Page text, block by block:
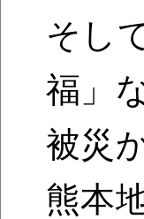
そし
福」
被災
熊本